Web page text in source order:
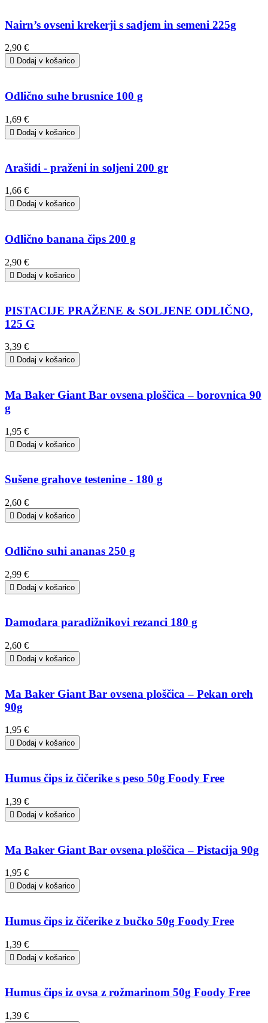
Nairn’s ovseni krekerji s sadjem in semeni 225g
2,90 €
 Dodaj v košarico
Odlično suhe brusnice 100 g
1,69 €
 Dodaj v košarico
Arašidi - praženi in soljeni 200 gr
1,66 €
 Dodaj v košarico
Odlično banana čips 200 g
2,90 €
 Dodaj v košarico
PISTACIJE PRAŽENE & SOLJENE ODLIČNO,
125 G
3,39 €
 Dodaj v košarico
Ma Baker Giant Bar ovsena ploščica – borovnica 90
g
1,95 €
 Dodaj v košarico
Sušene grahove testenine - 180 g
2,60 €
 Dodaj v košarico
Odlično suhi ananas 250 g
2,99 €
 Dodaj v košarico
Damodara paradižnikovi rezanci 180 g
2,60 €
 Dodaj v košarico
Ma Baker Giant Bar ovsena ploščica – Pekan oreh
90g
1,95 €
 Dodaj v košarico
Humus čips iz čičerike s peso 50g Foody Free
1,39 €
 Dodaj v košarico
Ma Baker Giant Bar ovsena ploščica – Pistacija 90g
1,95 €
 Dodaj v košarico
Humus čips iz čičerike z bučko 50g Foody Free
1,39 €
 Dodaj v košarico
Humus čips iz ovsa z rožmarinom 50g Foody Free
1,39 €